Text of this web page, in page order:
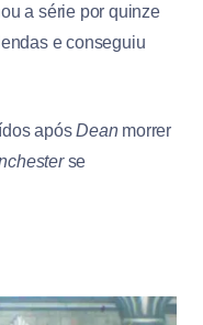
a série por quinze
e conseguiu
apósDeanmorrer
se